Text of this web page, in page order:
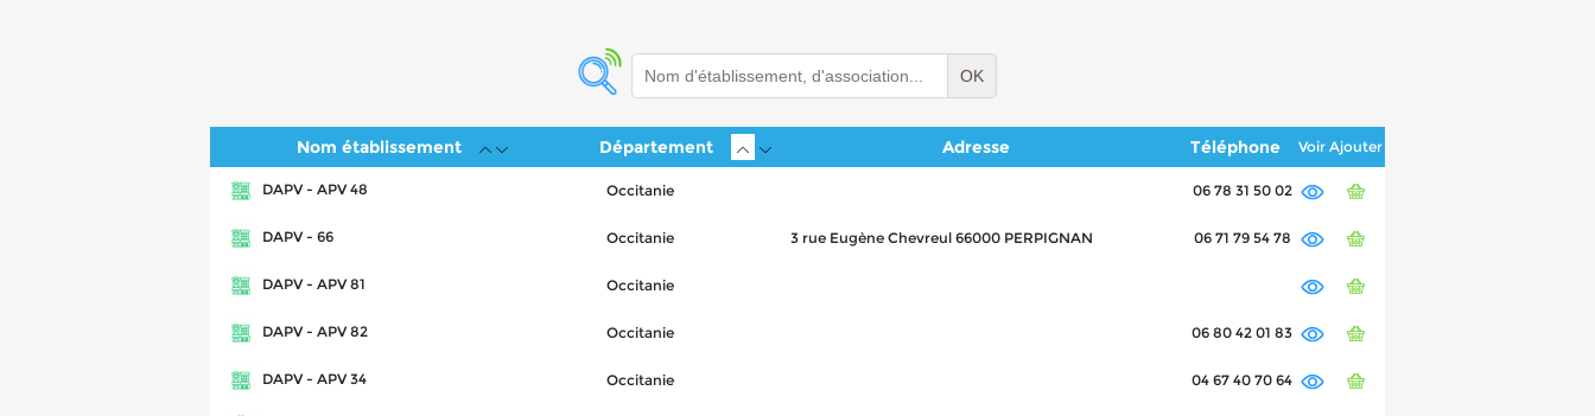
OK
Nom établissement Département Adresse Téléphone Voir Ajouter
DAPV - APV 48 Occitanie 06 78 31 50 02
DAPV - 66 Occitanie 3 rue Eugène Chevreul 66000 PERPIGNAN 06 71 79 54 78
DAPV - APV 81 Occitanie
DAPV - APV 82 Occitanie 06 80 42 01 83
DAPV - APV 34 Occitanie 04 67 40 70 64